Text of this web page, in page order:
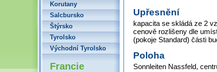
Upřesnění
kapacita se skládá ze 2
cenově rozlišeny dle
(pokoje Standard) části
Poloha
Sonnleiten Nassfeld,
Korutany
Salcbursko
Štýrsko
Tyrolsko
Východní Tyrolsko
Francie